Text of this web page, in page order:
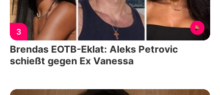
3
Brendas EOTB-Eklat: Aleks Petrovic
schießt gegen Ex Vanessa